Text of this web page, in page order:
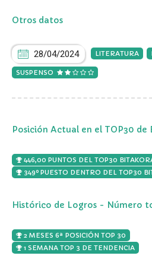
Otros datos
28/04/2024 LITERATURA
SUSPENSO
Posición Actual en el TOP30 de
446,00 PUNTOS DEL TOP30
349º PUESTO DENTRO DEL TOP30
Histórico de Logros - Número
2 MESES 6ª POSICIÓN TOP 30
1 SEMANA TOP 3 DE TENDENCIA